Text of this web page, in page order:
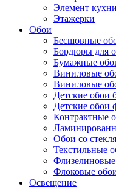
Элемент кухни
Этажерки
Обои
Бесшовные
Бордюры для
Бумажные
Виниловые
Виниловые
Детские обои
Детские обои
Контрактные
Обои со
Текстильные
Флоковые
Освещение